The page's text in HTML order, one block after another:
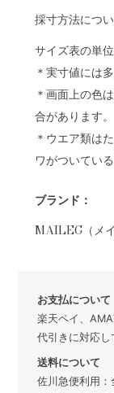
採寸方法につ
サイズ表の単
＊実寸値には
＊画面上の色
合があります。
＊ウエア類は
ワがついてい
ブランド：
MAILEG（メイ
お支払について
楽天ペイ、
代引きに対応し
送料について
佐川急便利用